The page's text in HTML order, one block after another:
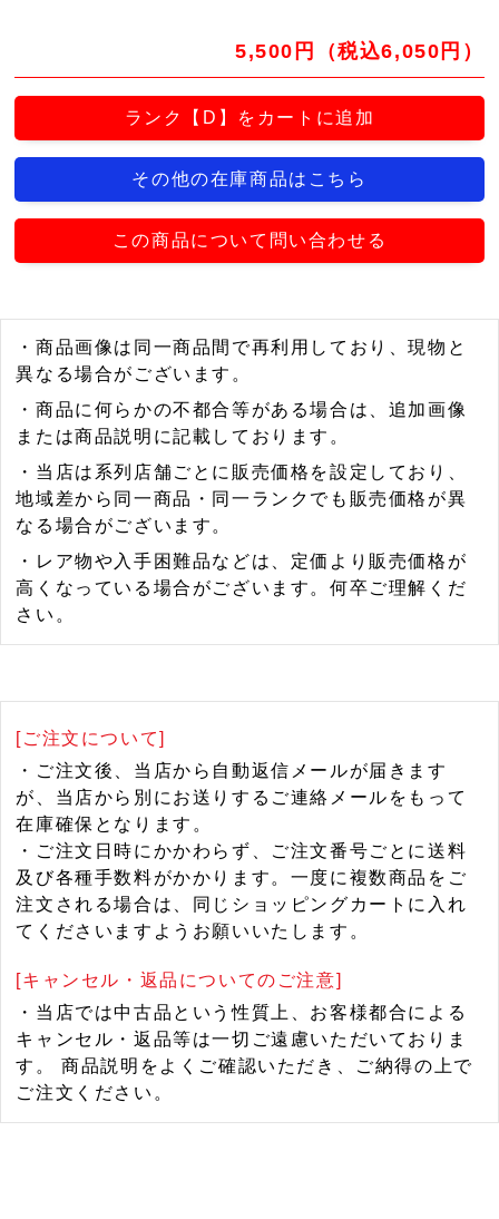
5,500円（税込6,050円）
ランク【D】をカートに追加
その他の在庫商品はこちら
この商品について問い合わせる
・商品画像は同一商品間で再利用しており、現物と
異なる場合がございます。
・商品に何らかの不都合等がある場合は、追加画像
または商品説明に記載しております。
・当店は系列店舗ごとに販売価格を設定しており、
地域差から同一商品・同一ランクでも販売価格が異
なる場合がございます。
・レア物や入手困難品などは、定価より販売価格が
高くなっている場合がございます。何卒ご理解くだ
さい。
[ご注文について]
・ご注文後、当店から自動返信メールが届きます
が、当店から別にお送りするご連絡メールをもって
在庫確保となります。
・ご注文日時にかかわらず、ご注文番号ごとに送料
及び各種手数料がかかります。一度に複数商品をご
注文される場合は、同じショッピングカートに入れ
てくださいますようお願いいたします。
[キャンセル・返品についてのご注意]
・当店では中古品という性質上、お客様都合による
キャンセル・返品等は一切ご遠慮いただいておりま
す。 商品説明をよくご確認いただき、ご納得の上で
ご注文ください。